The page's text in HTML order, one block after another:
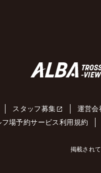
スタッフ募集 運営会
フ場予約サービス利用規約
掲載され